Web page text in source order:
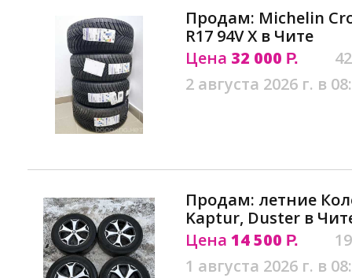
Продам: Michelin
R17 94V X в Чите
Цена 32 000 Р.
2 августа 2026 г. в
Продам: летние
Kaptur, Duster в
Цена 14 500 Р.
1 августа 2026 г. в